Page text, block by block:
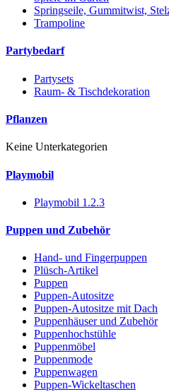
Springseile, Gummitwist,
Trampoline
Partybedarf
Partysets
Raum- & Tischdekoration
Pflanzen
Keine Unterkategorien
Playmobil
Playmobil 1.2.3
Puppen und Zubehör
Hand- und Fingerpuppen
Plüsch-Artikel
Puppen
Puppen-Autositze
Puppen-Autositze mit Dach
Puppenhäuser und Zubehör
Puppenhochstühle
Puppenmöbel
Puppenmode
Puppenwagen
Puppen-Wickeltaschen